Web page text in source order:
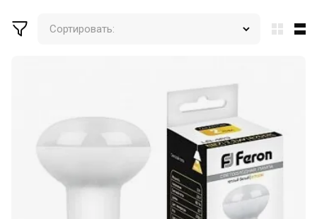
Сортировать: